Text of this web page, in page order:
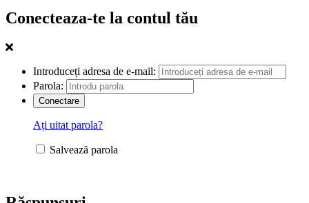
Conecteaza-te la contul tău
Introduceți adresa de e-mail:
Parola:
Ați uitat parola?
Salvează parola